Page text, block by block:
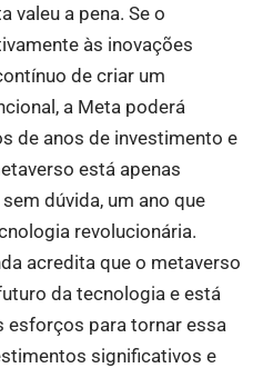
valeu a pena. Se o
às inovações
de criar um
a Meta poderá
de anos de investimento e
está apenas
dúvida, um ano que
revolucionária.
acredita que o metaverso
da tecnologia e está
esforços para tornar essa
significativos e